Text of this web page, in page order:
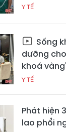
Y TẾ
Sống
dưỡng
khoá
Y TẾ
Phát hiện
lao phổi